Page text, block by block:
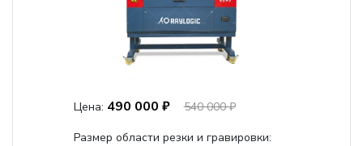
Цена: 490 000 ₽
540 000 ₽
Размер области резки и гравировки: